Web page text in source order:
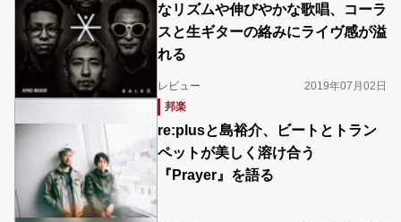
なリズムや伸びやかな歌唱、コーラ
スと生ギターの絡みにライヴ感が溢
れる
レビュー
2019年07月02日
邦楽
re:plusと島裕介、ビートとトラン
ペットが美しく溶け合う
『Prayer』を語る